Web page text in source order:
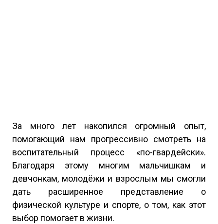
За много лет накопился огромный опыт,
помогающий нам прогрессивно смотреть на
воспитательный процесс «по-гвардейски».
Благодаря этому многим мальчишкам и
девчонкам, молодёжи и взрослым мы смогли
дать расширенное представление о
физической культуре и спорте, о том, как этот
выбор помогает в жизни.